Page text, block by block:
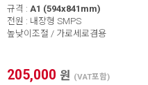
규격 : A1 (594x841mm)
전원 : 내장형 SMPS
높낮이조절 / 가로세로겸용
205,000 원 (VAT포함)